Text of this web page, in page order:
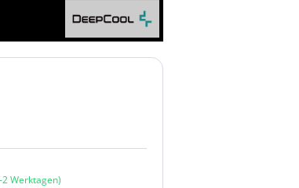
Werktagen)